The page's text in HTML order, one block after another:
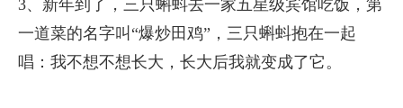
3、新年到了，三只蝌蚪去一家五星级宾馆吃饭，第
一道菜的名字叫“爆炒田鸡”，三只蝌蚪抱在一起
唱：我不想不想长大，长大后我就变成了它。